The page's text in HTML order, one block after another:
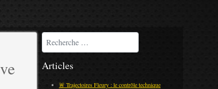
Rechercher
Articles
🚨 Trajectoires Fleury : le contrôle technique